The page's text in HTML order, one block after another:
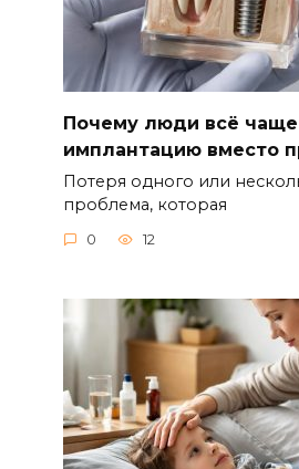
Почему люди всё
имплантацию вместо
Потеря одного или
проблема, которая
0 12